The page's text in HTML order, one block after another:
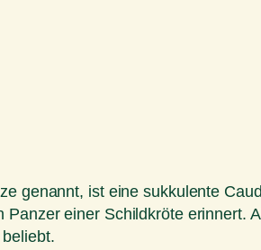
genannt, ist eine sukkulente
einer Schildkröte erinnert.